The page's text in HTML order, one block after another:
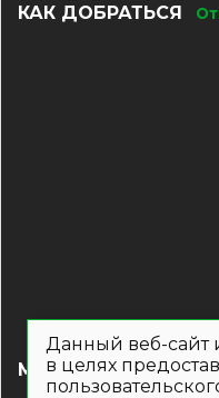
КАК ДОБРАТЬСЯ
МЕНЮ
Данный веб-сайт
в целях